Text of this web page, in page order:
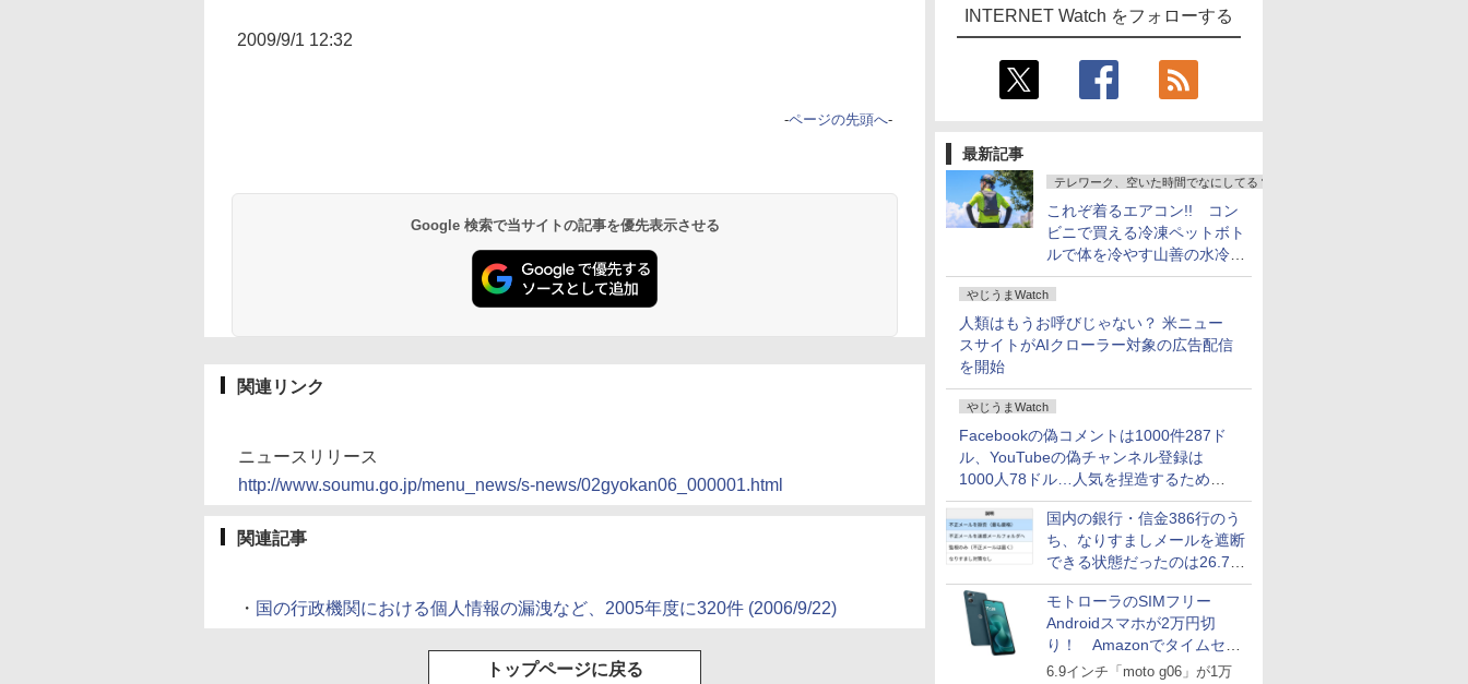
INTERNET Watch をフォローする
最新記事
テレワーク、空いた時間でなにしてる？
これぞ着るエアコン!! コン
ビニで買える冷凍ペットボト
ルで体を冷やす山善の水冷ベ
ストがロードバイクにちょう
どいい【ぼっち・ざ・ろー
ど！その14】
やじうまWatch
人類はもうお呼びじゃない？ 米ニュー
スサイトがAIクローラー対象の広告配信
を開始
やじうまWatch
Facebookの偽コメントは1000件287ド
ル、YouTubeの偽チャンネル登録は
1000人78ドル…人気を捏造するための
価格リストが公開中
国内の銀行・信金386行のう
ち、なりすましメールを遮断
できる状態だったのは26.7％
にとどまる～GMOブランド
セキュリティ調査
モトローラのSIMフリー
Androidスマホが2万円切
り！ Amazonでタイムセー
ル
6.9インチ「moto g06」が1万
2009/9/1 12:32
-ページの先頭へ-
Google 検索で当サイトの記事を優先表示させる
関連リンク
ニュースリリース
http://www.soumu.go.jp/menu_news/s-news/02gyokan06_000001.html
関連記事
・ 国の行政機関における個人情報の漏洩など、2005年度に320件 (2006/9/22)
トップページに戻る